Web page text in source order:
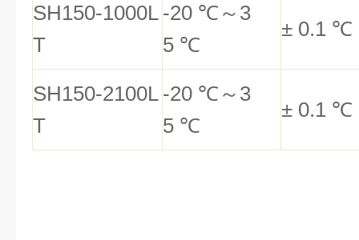
SH150-1000L
T
-20 ℃ ～ 3
5 ℃
± 0.1 ℃
SH150-2100L
T
-20 ℃ ～ 3
5 ℃
± 0.1 ℃